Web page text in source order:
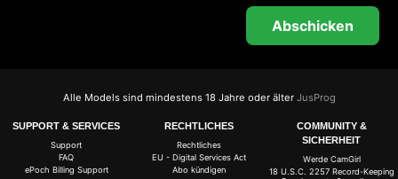
Alle Models sind mindestens 18 Jahre oder älter JusProg
SUPPORT & SERVICES
Support
FAQ
ePoch Billing Support
RECHTLICHES
Rechtliches
EU - Digital Services Act
Abo kündigen
COMMUNITY &
SICHERHEIT
Werde CamGirl
18 U.S.C. 2257 Record-Keeping